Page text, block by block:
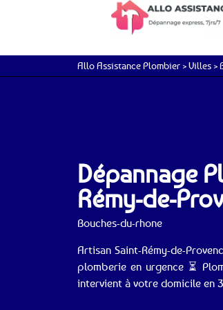
Allo Assistance Plombier >Villes >
Dépannage
Rémy-de-
Bouches-du-rhone
Artisan Saint-Rémy-de-
plomberie en urgence ⏳
intervient à votre domicile en